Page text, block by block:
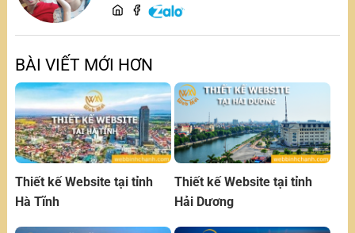
content, chuyên tư vấn các vấn đề về
BÀI VIẾT MỚI HƠN
Thiết kế Website tại tỉnh
Hà Tĩnh
Thiết kế Website tại tỉnh
Hải Dương